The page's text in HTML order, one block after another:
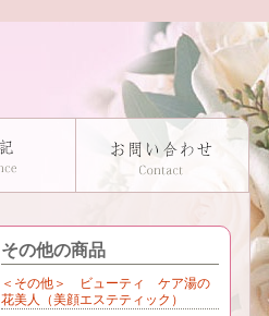
その他の商品
＜その他＞ ビューティ ケア湯の
花美人（美顔エステティック）